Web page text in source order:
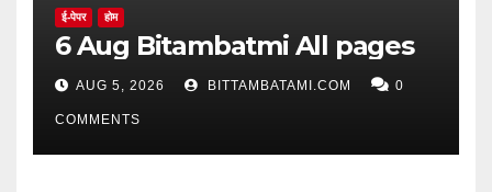
ई-पेपर होम
6 Aug Bitambatmi All pages
AUG 5, 2026 BITTAMBATAMI.COM 0
COMMENTS